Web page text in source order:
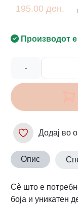
195.00 ден.
Производот
-
Додај во
Опис
Сè што е
боја и уникатен